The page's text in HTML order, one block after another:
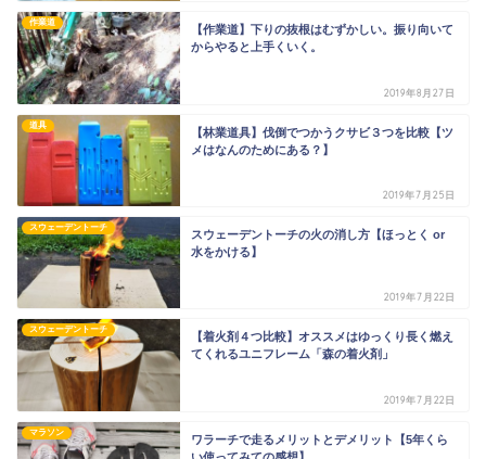
作業道
【作業道】下りの抜根はむずかしい。振り向いて
からやると上手くいく。
2019年8月27日
道具
【林業道具】伐倒でつかうクサビ３つを比較【ツ
メはなんのためにある？】
2019年7月25日
スウェーデントーチ
スウェーデントーチの火の消し方【ほっとく or
水をかける】
2019年7月22日
スウェーデントーチ
【着火剤４つ比較】オススメはゆっくり長く燃え
てくれるユニフレーム「森の着火剤」
2019年7月22日
マラソン
ワラーチで走るメリットとデメリット【5年くら